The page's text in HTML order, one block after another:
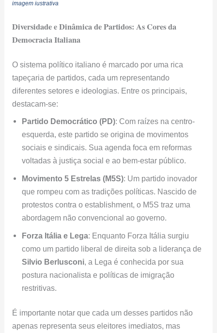
imagem iustrativa
Diversidade e Dinâmica de Partidos: As Cores da
Democracia Italiana
O sistema político italiano é marcado por uma rica
tapeçaria de partidos, cada um representando
diferentes setores e ideologias. Entre os principais,
destacam-se:
Partido Democrático (PD): Com raízes na centro-
esquerda, este partido se origina de movimentos
sociais e sindicais. Sua agenda foca em reformas
voltadas à justiça social e ao bem-estar público.
Movimento 5 Estrelas (M5S): Um partido inovador
que rompeu com as tradições políticas. Nascido de
protestos contra o establishment, o M5S traz uma
abordagem não convencional ao governo.
Forza Itália e Lega: Enquanto Forza Itália surgiu
como um partido liberal de direita sob a liderança de
Silvio Berlusconi , a Lega é conhecida por sua
postura nacionalista e políticas de imigração
restritivas.
É importante notar que cada um desses partidos não
apenas representa seus eleitores imediatos, mas